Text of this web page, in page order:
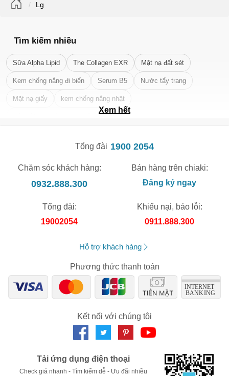
Lg
Tìm kiếm nhiều
Sữa Alpha Lipid The Collagen EXR Mặt nạ đất sét
Kem chống nắng đi biển Serum B5 Nước tẩy trang
Mặt nạ giấy kem chống nắng nhật
Xem hết
Tổng đài 1900 2054
Chăm sóc khách hàng:
0932.888.300
Bán hàng trên chiaki:
Đăng ký ngay
Tổng đài:
19002054
Khiếu nại, báo lỗi:
0911.888.300
Hỗ trợ khách hàng
Phương thức thanh toán
Kết nối với chúng tôi
Tải ứng dụng điện thoại
Check giá nhanh - Tìm kiếm dễ - Ưu đãi nhiều